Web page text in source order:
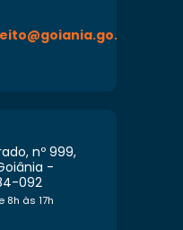
nº 999,
-
092
8h às 17h